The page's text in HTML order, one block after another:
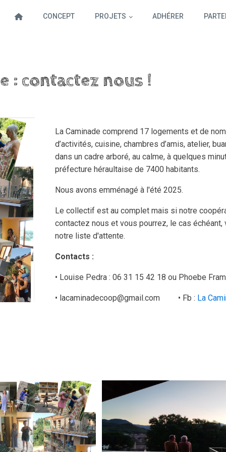
CONCEPT PROJETS ADHÉRER
: contactez nous !
La Caminade comprend 17 logements et de
d’activités, cuisine, chambres d’amis, atelier,
dans un cadre arboré, au calme, à quelques
préfecture héraultaise de 7400 habitants.
Nous avons emménagé à l'été 2025.
Le collectif est au complet mais si notre
contactez nous et vous pourrez, le cas
notre liste d'attente.
Contacts :
• Louise Pedra : 06 31 15 42 18 ou Phoebe
• lacaminadecoop@gmail.com • Fb : La